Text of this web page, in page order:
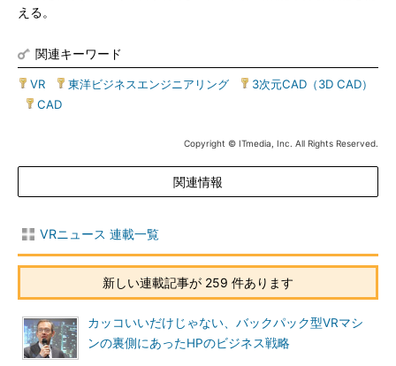
える。
関連キーワード
VR 東洋ビジネスエンジニアリング
3次元CAD（3D CAD）
CAD
Copyright © ITmedia, Inc. All Rights Reserved.
関連情報
VRニュース 連載一覧
新しい連載記事が 259 件あります
カッコいいだけじゃない、バックパック型VRマシ
ンの裏側にあったHPのビジネス戦略